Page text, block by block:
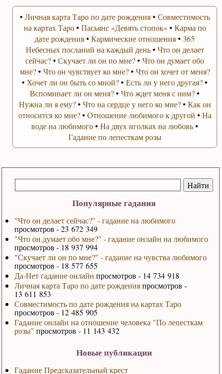
Популярные гадания
"Что он делает сейчас?" - гадание на любимого
просмотров - 23 672 349
"Что он думает обо мне?" - гадание онлайн на любимого
просмотров - 18 937 994
"Скучает ли он по мне?" - гадание на чувства любимого
просмотров - 18 577 655
Да-Нет гадание онлайн просмотров - 14 734 918
Личная карта Таро по дате рожденияпросмотров -
13 611 853
Совместимость по дате рождения на картах Таро
просмотров - 12 485 905
Гадание онлайн на отношение человека "По лепесткам
розы" просмотров - 11 143 432
Новые публикации
Гадание Предсказательный крест
• Личная карта Таро по дате рождения• Совместимость
на картах Таро• Пасьянс «Девять стопок» • Карма по
дате рождения•Кармические отношения•365
Небесных посланий на каждый день• Что он делает
сейчас?•Скучает ли он по мне?•Что он думает обо
мне?• Что он чувствует ко мне?• Что он хочет от меня?
• Хочет ли он быть со мной?•Есть ли у него другая?•
Вспоминает ли он меня?•Что ждет меня с ним?•
Нужна ли я ему?• Что на сердце у него ко мне?• Как он
относится ко мне?• Отношение любимого к другой • На
воде на любимого•На двух иголках на любовь•
Гадание по лепесткам розы